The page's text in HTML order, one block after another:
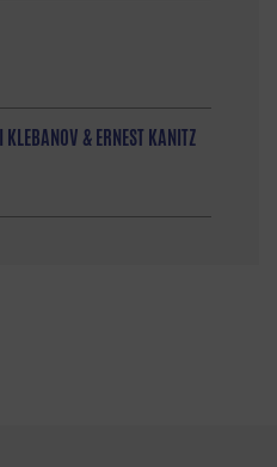
& ERNEST KANITZ